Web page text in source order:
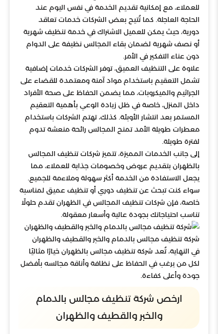
للعملاء، مع إمكانية تقديم الخدمة في نفس اليوم عند
الحاجة العاجلة. كما تُتيح بعض الشركات خدمات تعاقد
دورية، حيث يمكن للعميل الاشتراك في خدمة تنظيف شهرية
أو نصف شهرية لضمان بقاء المجالس نظيفة على الدوام
دون عناء التفكير في الأمر.
علاوة على التنظيف العميق، توفر الشركات خدمات إضافية
تشمل التعقيم باستخدام مواد آمنة ومعتمدة للقضاء على
الجراثيم والميكروبات، مما يضمن الحفاظ على صحة الأفراد
داخل المنزل، خاصة في ظل زيادة الوعي بأهمية التعقيم
المستمر بعد انتشار الأوبئة. كذلك، تهتم الشركات باستخدام
معطرات طويلة الأمد تمنح المجالس رائحة منعشة تدوم
لفترة طويلة.
إلى جانب الخدمات المميزة، تتميز شركات تنظيف المجالس
بالظهران بتقديم عروض وخصومات جذابة للعملاء، مما
يجعل الاستفادة من الخدمة أكثر سهولة وملاءمة للجميع.
سواء كنت تبحث عن تنظيف دوري أو تنظيف عميق لمناسبة
خاصة، فإن شركات تنظيف المجالس في الظهران تقدم حلولًا
تناسب احتياجاتك بجودة عالية وأسعار معقولة.
شركة تنظيف مجالس بالدمام والخبر والقطيف والظهران
في النهاية، تُعد شركة تنظيف مجالس بالظهران خيارًا مثاليًا
لكل من يرغب في الحفاظ على نظافة وأناقة مجالسه بأفضل
جودة وأعلى كفاءة.
ارخص شركة تنظيف مجالس بالدمام
والخبر والقطيف والظهران